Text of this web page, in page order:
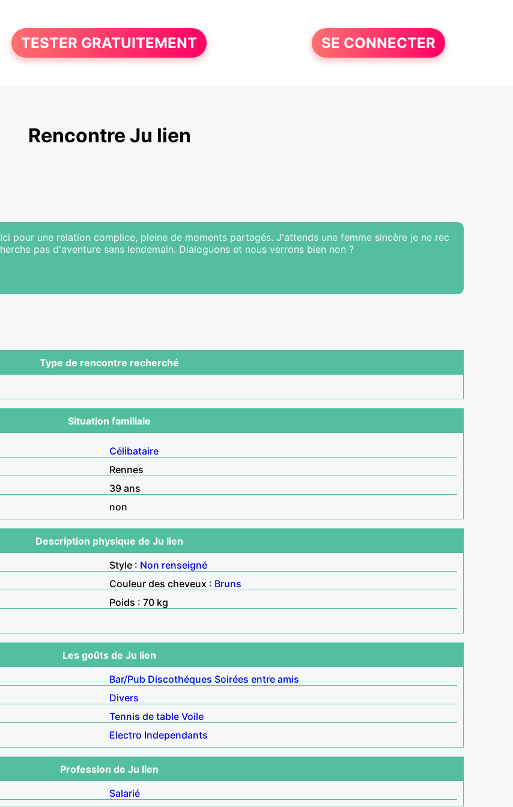
TESTER GRATUITEMENT SE CONNECTER
Rencontre Ju lien
Ici pour une relation complice, pleine de moments partagés. J'attends une femme sincère je ne rec
herche pas d'aventure sans lendemain. Dialoguons et nous verrons bien non ?
Type de rencontre recherché
Situation familiale
Célibataire
Rennes
39 ans
non
Description physique de Ju lien
Style : Non renseigné
Couleur des cheveux : Bruns
Poids : 70 kg
Les goûts de Ju lien
Bar/Pub Discothéques Soirées entre amis
Divers
Tennis de table Voile
Electro Independants
Profession de Ju lien
Salarié